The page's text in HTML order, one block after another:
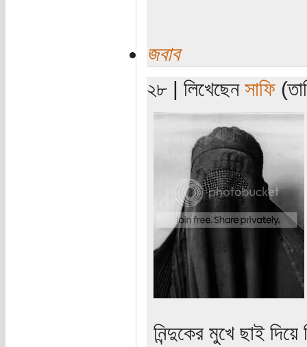
জবাব
২৮ | লিখেছেন সাফি
নিন্দুকের মুখে ছাই